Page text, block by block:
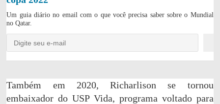
Um guia diário no email com o que você precisa saber sobre o Mundial
no Qatar.
e
g
Também em 2020, Richarlison se tornou
embaixador do USP Vida, programa voltado para